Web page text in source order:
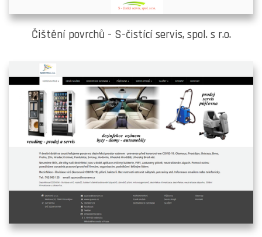
Čištění povrchů - S-čistící servis, spol. s r.o.